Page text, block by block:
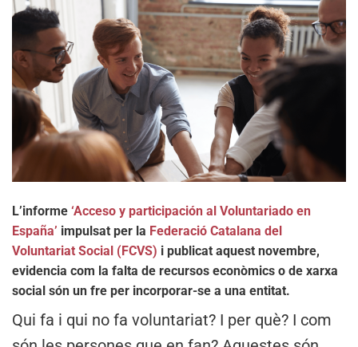
L’informe ‘Acceso y participación al Voluntariado en
España’ impulsat per la Federació Catalana del
Voluntariat Social (FCVS) i publicat aquest novembre,
evidencia com la falta de recursos econòmics o de xarxa
social són un fre per incorporar-se a una entitat.
Qui fa i qui no fa voluntariat? I per què? I com